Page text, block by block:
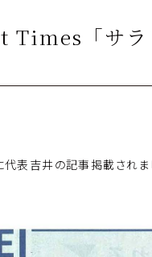
Times「サラ
表吉井の記事掲載されま